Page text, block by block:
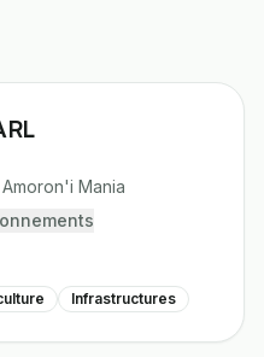
Mania
s
Infrastructures